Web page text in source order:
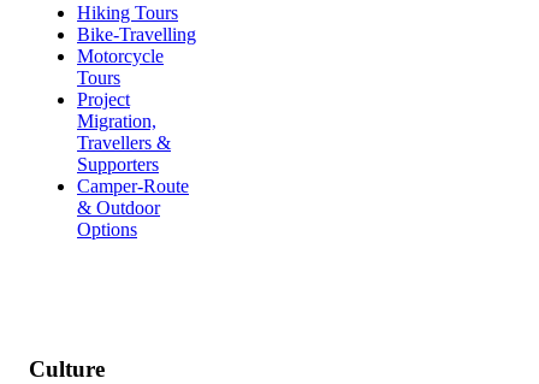
Hiking Tours
Bike-Travelling
Motorcycle
Tours
Project
Migration,
Travellers &
Supporters
Camper-Route
& Outdoor
Options
Culture